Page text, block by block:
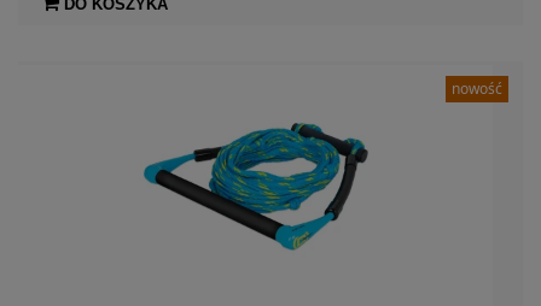
DO KOSZYKA
nowość